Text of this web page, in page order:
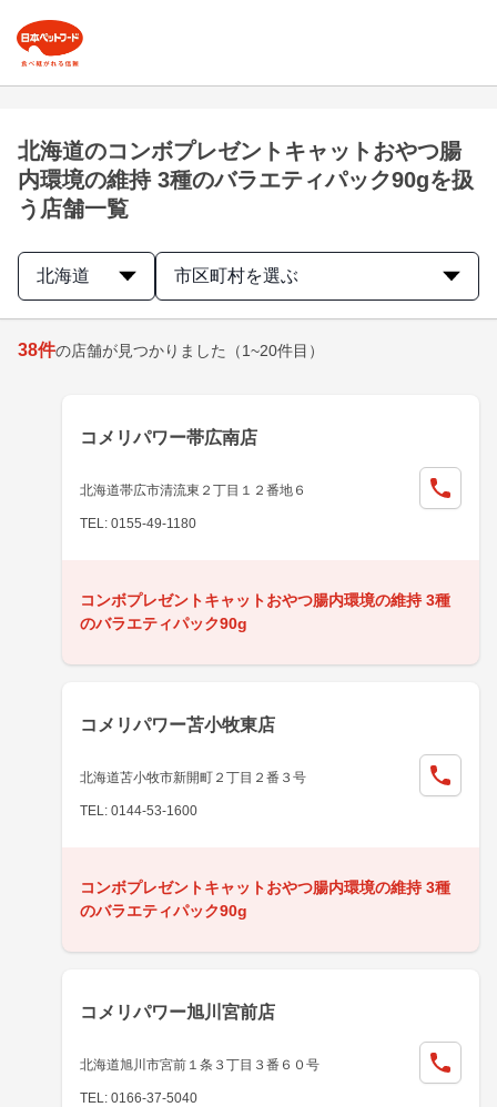
北海道のコンボプレゼントキャットおやつ腸
内環境の維持 3種のバラエティパック90gを扱
う店舗一覧
北海道 市区町村を選ぶ
38件の店舗が見つかりました （1~20件目）
コメリパワー帯広南店
北海道帯広市清流東２丁目１２番地６
TEL: 0155-49-1180
コンボプレゼントキャットおやつ腸内環境の維持 3種
のバラエティパック90g
コメリパワー苫小牧東店
北海道苫小牧市新開町２丁目２番３号
TEL: 0144-53-1600
コンボプレゼントキャットおやつ腸内環境の維持 3種
のバラエティパック90g
コメリパワー旭川宮前店
北海道旭川市宮前１条３丁目３番６０号
TEL: 0166-37-5040